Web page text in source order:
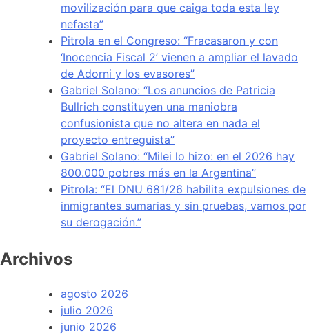
movilización para que caiga toda esta ley
nefasta”
Pitrola en el Congreso: “Fracasaron y con
‘Inocencia Fiscal 2’ vienen a ampliar el lavado
de Adorni y los evasores”
Gabriel Solano: “Los anuncios de Patricia
Bullrich constituyen una maniobra
confusionista que no altera en nada el
proyecto entreguista”
Gabriel Solano: “Milei lo hizo: en el 2026 hay
800.000 pobres más en la Argentina”
Pitrola: “El DNU 681/26 habilita expulsiones de
inmigrantes sumarias y sin pruebas, vamos por
su derogación.”
Archivos
agosto 2026
julio 2026
junio 2026